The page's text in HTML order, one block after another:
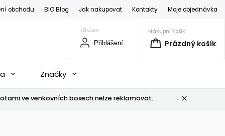
obchodu BIO Blog Jak nakupovat Kontakty Moje objednávka
Nákupní košík
Prázdný košík
Přihlášení
Značky
ve venkovních boxech nelze reklamovat.